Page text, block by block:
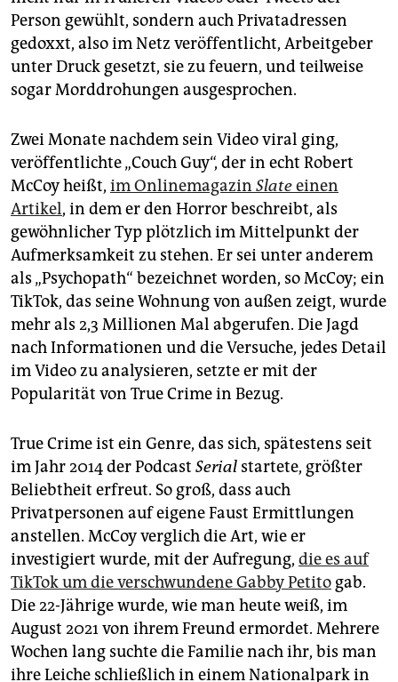
Person gewühlt, sondern auch Privatadressen
gedoxxt, also im Netz veröffentlicht, Arbeitgeber
unter Druck gesetzt, sie zu feuern, und teilweise
sogar Morddrohungen ausgesprochen.
Zwei Monate nachdem sein Video viral ging,
veröffentlichte „Couch Guy“, der in echt Robert
McCoy heißt, im Onlinemagazin Slateeinen
Artikel, in dem er den Horror beschreibt, als
gewöhnlicher Typ plötzlich im Mittelpunkt der
Aufmerksamkeit zu stehen. Er sei unter anderem
als „Psychopath“ bezeichnet worden, so McCoy; ein
TikTok, das seine Wohnung von außen zeigt, wurde
mehr als 2,3 Millionen Mal abgerufen. Die Jagd
nach Informationen und die Versuche, jedes Detail
im Video zu analysieren, setzte er mit der
Popularität von True Crime in Bezug.
True Crime ist ein Genre, das sich, spätestens seit
im Jahr 2014 der Podcast Serial startete, größter
Beliebtheit erfreut. So groß, dass auch
Privatpersonen auf eigene Faust Ermittlungen
anstellen. McCoy verglich die Art, wie er
investigiert wurde, mit der Aufregung, die es auf
TikTok um die verschwundene Gabby Petito gab.
Die 22-Jährige wurde, wie man heute weiß, im
August 2021 von ihrem Freund ermordet. Mehrere
Wochen lang suchte die Familie nach ihr, bis man
ihre Leiche schließlich in einem Nationalpark in